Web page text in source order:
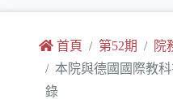
首頁 第52期
院
本院與德國國際教
錄